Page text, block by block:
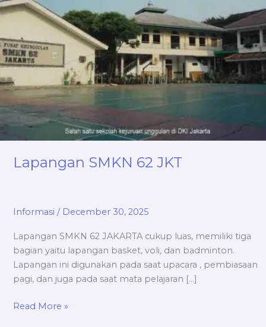
Lapangan SMKN 62 JKT
Informasi / December 30, 2025
Lapangan SMKN 62 JAKARTA cukup luas, memiliki tiga
bagian yaitu lapangan basket, voli, dan badminton.
Lapangan ini digunakan pada saat upacara , pembiasaan
pagi, dan juga pada saat mata pelajaran […]
62
Read More »